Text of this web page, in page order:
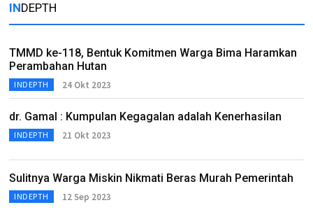
INDEPTH
TMMD ke-118, Bentuk Komitmen Warga Bima Haramkan
Perambahan Hutan
INDEPTH 24 Okt 2023
dr. Gamal : Kumpulan Kegagalan adalah Kenerhasilan
INDEPTH 21 Okt 2023
Sulitnya Warga Miskin Nikmati Beras Murah Pemerintah
INDEPTH 12 Sep 2023